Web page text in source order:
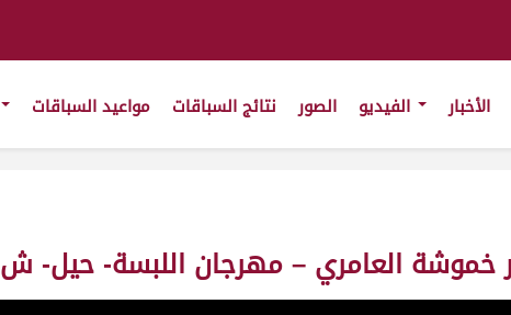
الأخبار الصور نتائج السباقات مواعيد السباقات
العامري – مهرجان اللبسة- حيل- ش3 ت 13:15:06